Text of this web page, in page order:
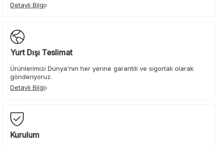
Detaylı Bilgi
Yurt Dışı Teslimat
Ürünlerimizi Dünya'nın her yerine garantili ve sigortalı olarak
gönderiyoruz.
Detaylı Bilgi
Kurulum